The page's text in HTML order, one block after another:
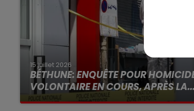
15 juillet 2026
BÉTHUNE: ENQUÊTE POUR
VOLONTAIRE EN COURS, APRÈS LA...
Selon les premiers éléments, le logement